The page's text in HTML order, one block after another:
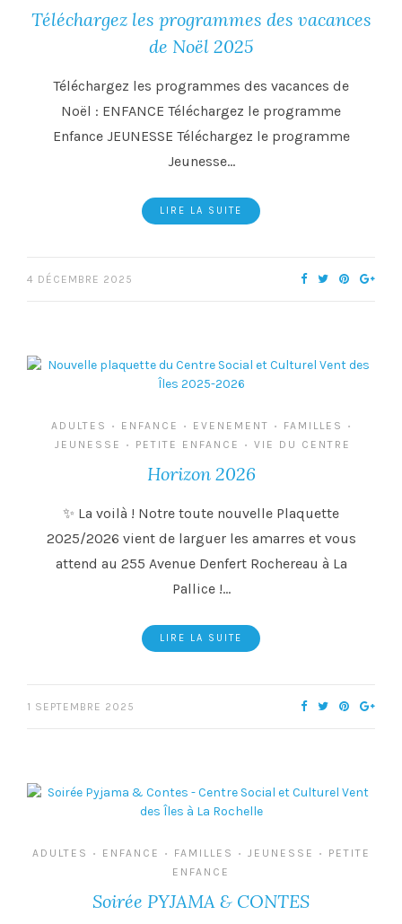
Téléchargez les programmes des vacances
de Noël 2025
Téléchargez les programmes des vacances de
Noël : ENFANCE Téléchargez le programme
Enfance JEUNESSE Téléchargez le programme
Jeunesse…
LIRE LA SUITE
4 DÉCEMBRE 2025
ADULTES • ENFANCE • EVENEMENT • FAMILLES •
JEUNESSE • PETITE ENFANCE • VIE DU CENTRE
Horizon 2026
✨ La voilà ! Notre toute nouvelle Plaquette
2025/2026 vient de larguer les amarres et vous
attend au 255 Avenue Denfert Rochereau à La
Pallice !…
LIRE LA SUITE
1 SEPTEMBRE 2025
ADULTES • ENFANCE • FAMILLES • JEUNESSE •
PETITE
ENFANCE
Soirée PYJAMA & CONTES